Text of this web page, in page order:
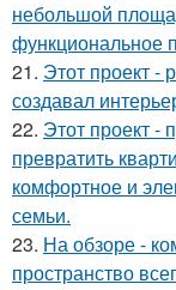
небольшой
функциональное
21. Этот проект -
создавал
22. Этот проект -
превратить
комфортное и
семьи.
23. На обзоре -
пространство